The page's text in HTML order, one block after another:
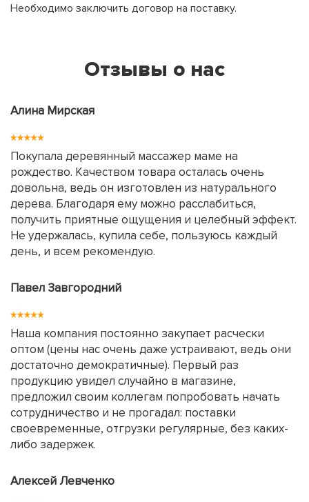
Необходимо заключить договор на поставку.
Отзывы о нас
Алина Мирская
Покупала деревянный массажер маме на
рождество. Качеством товара осталась очень
довольна, ведь он изготовлен из натурального
дерева. Благодаря ему можно расслабиться,
получить приятные ощущения и целебный эффект.
Не удержалась, купила себе, пользуюсь каждый
день, и всем рекомендую.
Павел Завгородний
Наша компания постоянно закупает расчески
оптом (цены нас очень даже устраивают, ведь они
достаточно демократичные). Первый раз
продукцию увидел случайно в магазине,
предложил своим коллегам попробовать начать
сотрудничество и не прогадал: поставки
своевременные, отгрузки регулярные, без каких-
либо задержек.
Алексей Левченко